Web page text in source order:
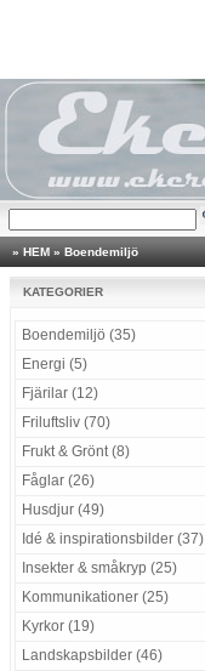
» HEM » Boendemiljö
KATEGORIER
Boendemiljö (35)
Energi (5)
Fjärilar (12)
Friluftsliv (70)
Frukt & Grönt (8)
Fåglar (26)
Husdjur (49)
Idé & inspirationsbilder (37)
Insekter & småkryp (25)
Kommunikationer (25)
Kyrkor (19)
Landskapsbilder (46)